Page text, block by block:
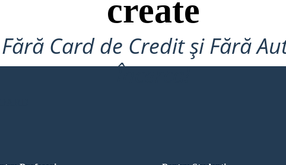
create
Card de Credit și Fără
Încerca!